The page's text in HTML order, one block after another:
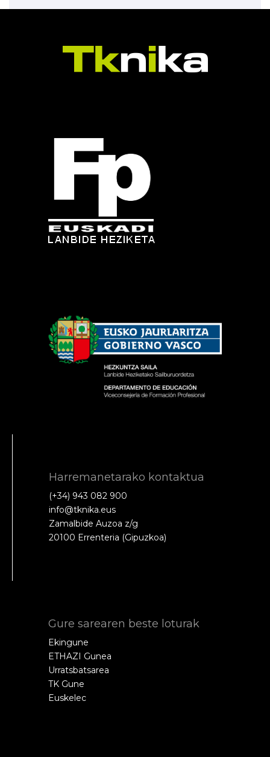
Harremanetarako kontaktua
(+34) 943 082 900
info@tknika.eus
Zamalbide Auzoa z/g
20100 Errenteria (Gipuzkoa)
Gure sarearen beste loturak
Ekingune
ETHAZI Gunea
Urratsbatsarea
TK Gune
Euskelec